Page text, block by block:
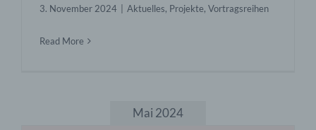
3. November 2024 Aktuelles, Projekte, Vortragsreihen
Read More
Mai 2024